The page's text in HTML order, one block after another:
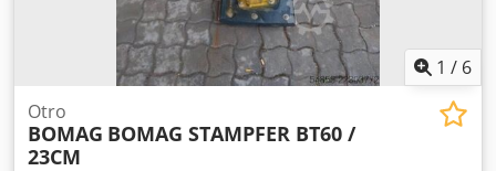
vibración inteligente; compartimento de almacenamiento
integrado; asiento del conductor ajustable; interruptor de
contacto del asiento; protección antivandálica; enchufe de
12 V; iluminación de trabajo delantera/trasera; dispositivo
de advertencia de marcha atrás; capó con cierre, fabricado
con material compuesto; ojales de amarre galvanizados;
sistema de suspensión de un solo punto. Dcsdpfozkzznox
1 / 6
Otro
BOMAG BOMAG STAMPFER BT60 /
23CM